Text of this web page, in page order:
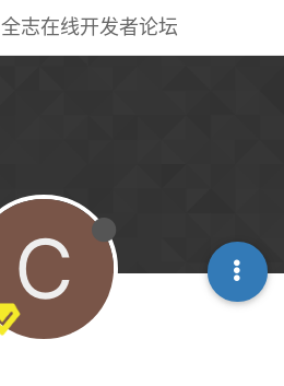
全志在线开发者论坛
C